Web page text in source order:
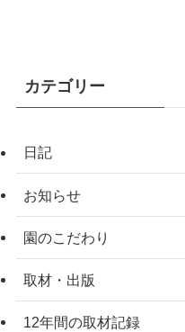
カテゴリー
日記
お知らせ
園のこだわり
取材・出版
12年間の取材記録